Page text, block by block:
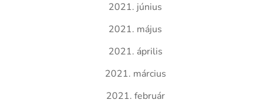
2021. június
2021. május
2021. április
2021. március
2021. február